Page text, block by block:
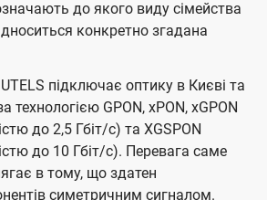
до якого виду сімейства
конкретно згадана
підключає оптику в Києві та
технологією GPON, xPON, xGPON
до 2,5 Гбіт/с) та XGSPON
до 10 Гбіт/с). Перевага саме
в тому, що здатен
симетричним сигналом.